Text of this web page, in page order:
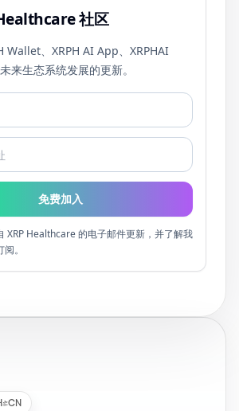
社区
Wallet、XRPH AI App、XRPHAI
来生态系统发展的更新。
免费加入
XRP Healthcare 的电子邮件更新，并了解我
。
CN